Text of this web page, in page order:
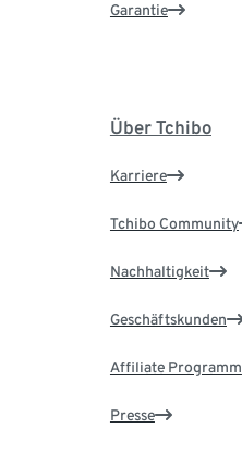
Garantie
Über Tchibo
Karriere
Tchibo Community
Nachhaltigkeit
Geschäftskunden
Affiliate Programm
Presse